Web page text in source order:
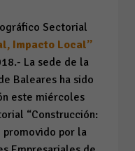
Sectorial
Impacto Local”
La sede de la
Baleares ha sido
este miércoles
“Construcción:
promovido por la